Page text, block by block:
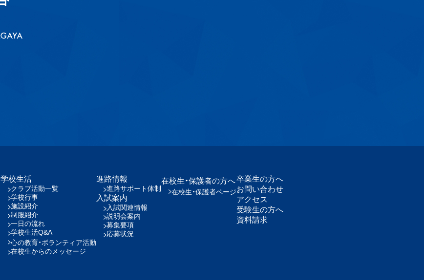
学校生活
クラブ活動一覧
学校行事
施設紹介
制服紹介
一日の流れ
学校生活Q&A
心の教育・ボランティア活動
在校生からのメッセージ
進路情報
進路サポート体制
入試案内
入試関連情報
説明会案内
募集要項
応募状況
在校生・保護者の方へ
在校生・保護者ページ
卒業生の方へ
お問い合わせ
アクセス
受験生の方へ
資料請求